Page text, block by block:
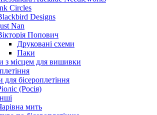
Circles
Designs
Nan
Попович
Друковані схеми
Паки
з місцем для вишивки
для бісероплетіння
(Росія)
мить